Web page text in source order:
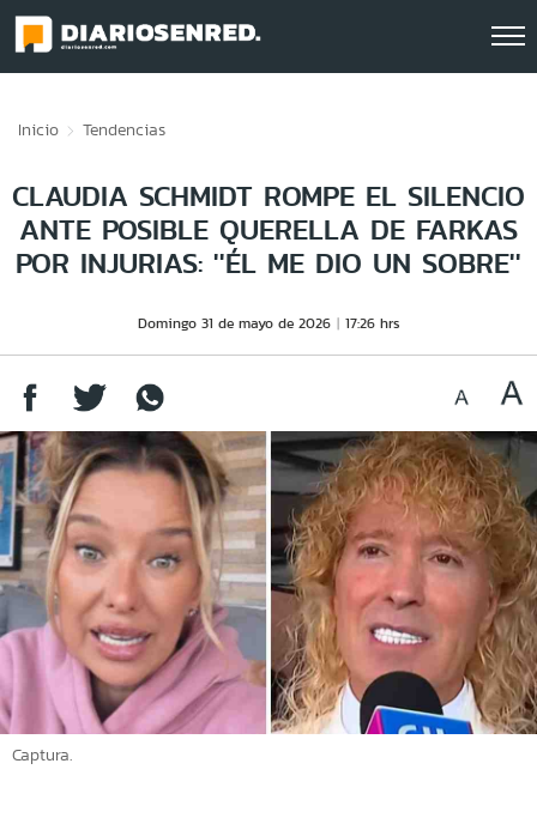
Inicio Tendencias
CLAUDIA SCHMIDT ROMPE EL SILENCIO
ANTE POSIBLE QUERELLA DE FARKAS
POR INJURIAS: ''ÉL ME DIO UN SOBRE''
Domingo 31 de mayo de 2026 17:26 hrs
Captura.